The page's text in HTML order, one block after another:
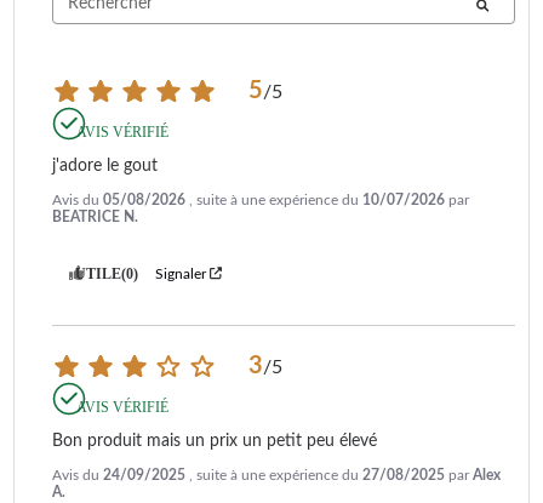
5/5
AVIS VÉRIFIÉ
j'adore le gout
Avis du 05/08/2026 , suite à une expérience du 10/07/2026 par
BEATRICE N.
UTILE(0) Signaler
3/5
AVIS VÉRIFIÉ
Bon produit mais un prix un petit peu élevé
Avis du 24/09/2025 , suite à une expérience du 27/08/2025 parAlex
A.